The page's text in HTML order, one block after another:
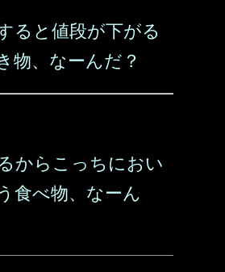
ると値段が下がる
物、なーんだ？
からこっちにおい
食べ物、なーん